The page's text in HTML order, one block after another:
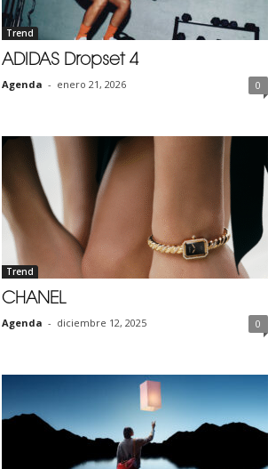
Trend
ADIDAS Dropset 4
Agenda - enero 21, 2026 0
Trend
CHANEL
Agenda - diciembre 12, 2025 0